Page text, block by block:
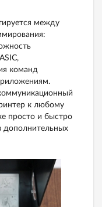
между
команд
к любому
просто и быстро
дополнительных